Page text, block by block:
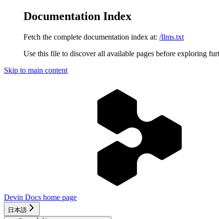
Documentation Index
Fetch the complete documentation index at: /llms.txt
Use this file to discover all available pages before exploring
Skip to main content
Devin Docs home page
日本語